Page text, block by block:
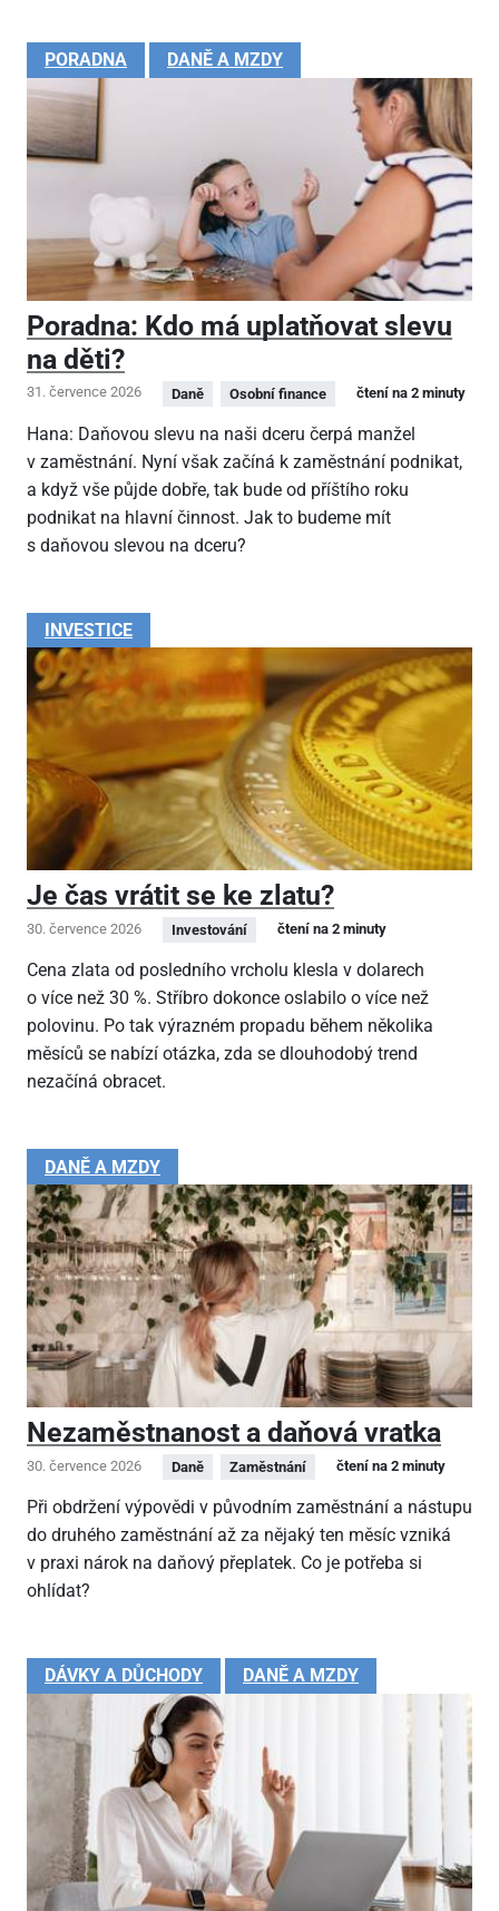
PORADNA DANĚ A MZDY
Poradna: Kdo má uplatňovat slevu
na děti?
31. července 2026 Daně Osobní finance čtení na 2 minuty
Hana: Daňovou slevu na naši dceru čerpá manžel
v zaměstnání. Nyní však začíná k zaměstnání podnikat,
a když vše půjde dobře, tak bude od příštího roku
podnikat na hlavní činnost. Jak to budeme mít
s daňovou slevou na dceru?
INVESTICE
Je čas vrátit se ke zlatu?
30. července 2026 Investování čtení na 2 minuty
Cena zlata od posledního vrcholu klesla v dolarech
o více než 30 %. Stříbro dokonce oslabilo o více než
polovinu. Po tak výrazném propadu během několika
měsíců se nabízí otázka, zda se dlouhodobý trend
nezačíná obracet.
DANĚ A MZDY
Nezaměstnanost a daňová vratka
30. července 2026 Daně Zaměstnání čtení na 2 minuty
Při obdržení výpovědi v původním zaměstnání a nástupu
do druhého zaměstnání až za nějaký ten měsíc vzniká
v praxi nárok na daňový přeplatek. Co je potřeba si
ohlídat?
DÁVKY A DŮCHODY DANĚ A MZDY